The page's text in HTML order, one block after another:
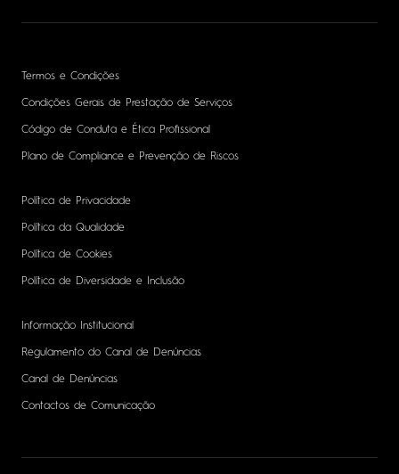
Termos e Condições
Condições Gerais de Prestação de Serviços
Código de Conduta e Ética Profissional
Plano de Compliance e Prevenção de Riscos
Política de Privacidade
Política da Qualidade
Política de Cookies
Política de Diversidade e Inclusão
Informação Institucional
Regulamento do Canal de Denúncias
Canal de Denúncias
Contactos de Comunicação